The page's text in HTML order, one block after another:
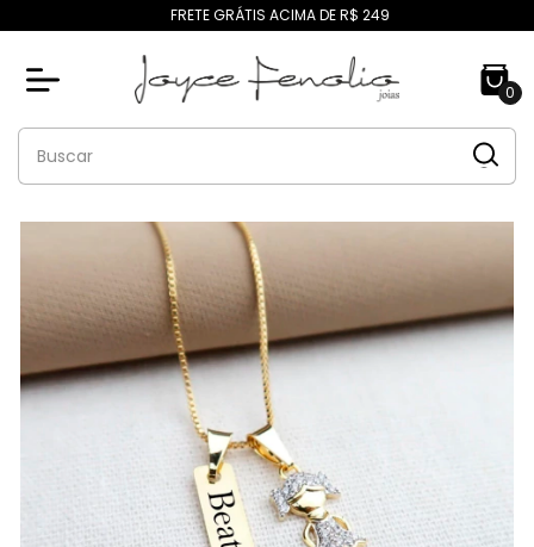
FRETE GRÁTIS ACIMA DE R$ 249
0